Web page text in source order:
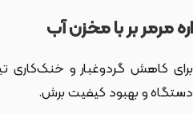
اره مرمر بر با مخزن آب
برای کاهش گردوغبار و خنک‌کاری
دستگاه و بهبود کیفیت برش.